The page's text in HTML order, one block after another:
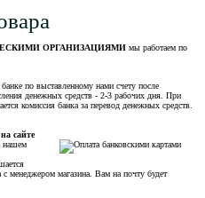
ОРГАНИЗАЦИЯМИ мы работаем по
по выставленному нами счету после
денежных средств - 2-3 рабочих дня. При
комиссия банка за перевод денежных средств.
сайте
нашем
с менеджером магазина. Вам на почту будет